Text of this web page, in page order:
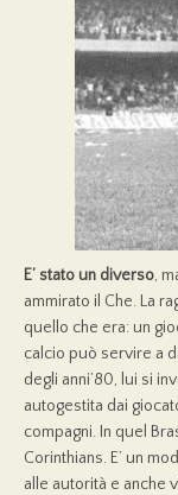
E’ stato un diverso,
ammirato il Che. La
quello che era: un
calcio può servire a
degli anni’80, lui si
autogestita dai
compagni. In quel
Corinthians. E’ un
alle autorità e anche